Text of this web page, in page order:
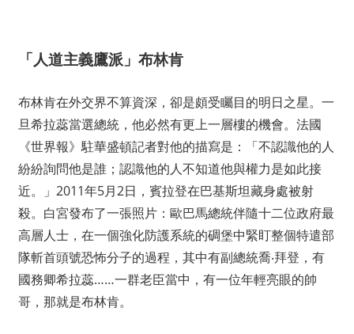
「人道主義鷹派」布林肯
布林肯在外交界不算資深，卻是頗受矚目的明日之星。一
旦希拉蕊當選總統，他必然有更上一層樓的機會。法國
《世界報》駐華盛頓記者對他的描寫是：「不認識他的人
紛紛詢問他是誰；認識他的人不知道他與權力是如此接
近。」2011年5月2日，賓拉登在巴基斯坦藏身處被射
殺。白宮發布了一張照片：歐巴馬總統伴隨十二位政府最
高層人士，在一個強化防護系統的碉堡中緊盯整個特遣部
隊斬首頭號恐怖分子的過程，其中有副總統喬‧拜登，有
國務卿希拉蕊……一群老臣當中，有一位年輕亮眼的帥
哥，那就是布林肯。